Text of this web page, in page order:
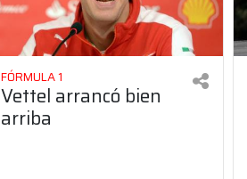
FÓRMULA 1
Vettel arrancó bien
arriba